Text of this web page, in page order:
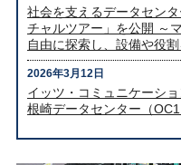
社会を支えるデータセン
チャルツアー」を公開 ～
自由に探索し、設備や役
2026年3月12日
イッツ・コミュニケーシ
根崎データセンター（
2026年2月27日